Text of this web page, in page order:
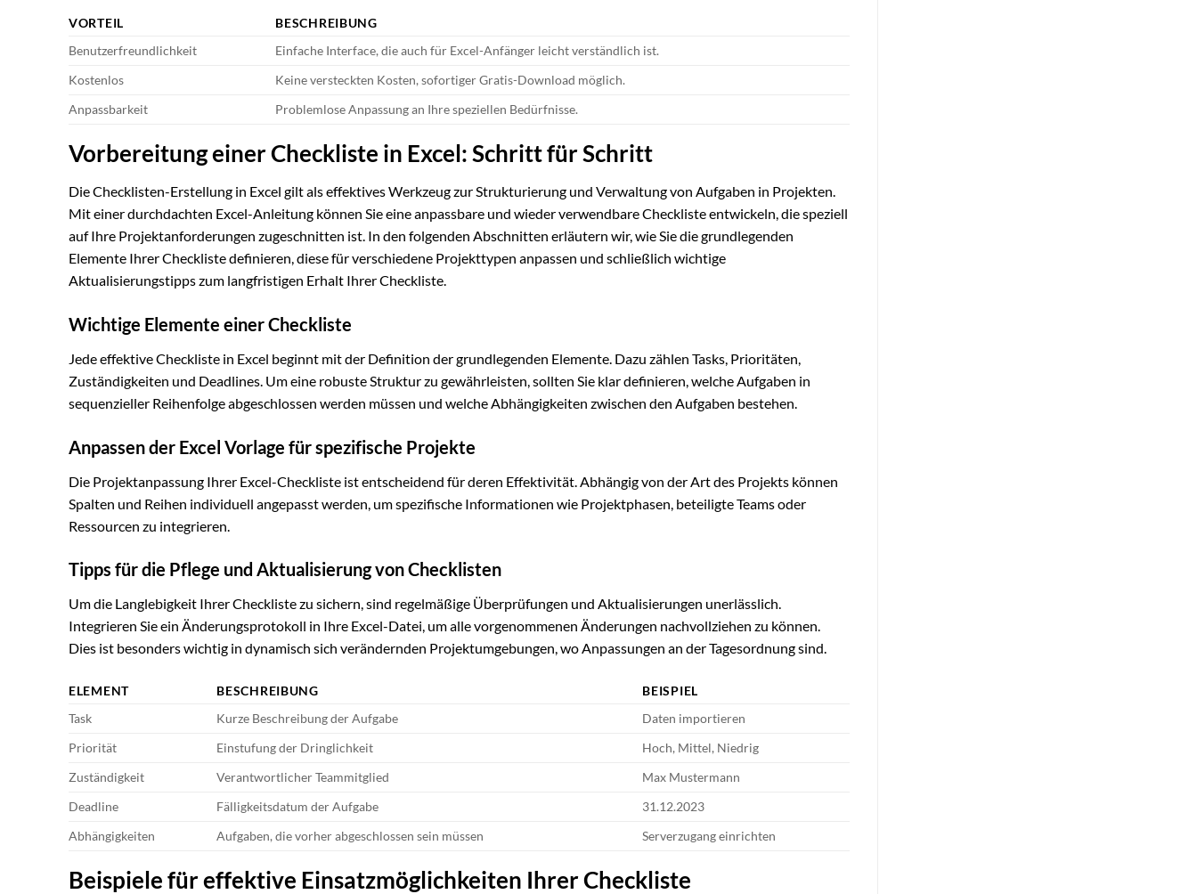
VORTEIL
BESCHREIBUNG
Benutzerfreundlichkeit
Einfache Interface, die auch für Excel-Anfänger leicht verständlich ist.
Kostenlos
Keine versteckten Kosten, sofortiger Gratis-Download möglich.
Anpassbarkeit
Problemlose Anpassung an Ihre speziellen Bedürfnisse.
Vorbereitung einer Checkliste in Excel: Schritt für Schritt
Die Checklisten-Erstellung in Excel gilt als effektives Werkzeug zur Strukturierung und Verwaltung von Aufgaben in Projekten.
Mit einer durchdachten Excel-Anleitung können Sie eine anpassbare und wieder verwendbare Checkliste entwickeln, die speziell
auf Ihre Projektanforderungen zugeschnitten ist. In den folgenden Abschnitten erläutern wir, wie Sie die grundlegenden
Elemente Ihrer Checkliste definieren, diese für verschiedene Projekttypen anpassen und schließlich wichtige
Aktualisierungstipps zum langfristigen Erhalt Ihrer Checkliste.
Wichtige Elemente einer Checkliste
Jede effektive Checkliste in Excel beginnt mit der Definition der grundlegenden Elemente. Dazu zählen Tasks, Prioritäten,
Zuständigkeiten und Deadlines. Um eine robuste Struktur zu gewährleisten, sollten Sie klar definieren, welche Aufgaben in
sequenzieller Reihenfolge abgeschlossen werden müssen und welche Abhängigkeiten zwischen den Aufgaben bestehen.
Anpassen der Excel Vorlage für spezifische Projekte
Die Projektanpassung Ihrer Excel-Checkliste ist entscheidend für deren Effektivität. Abhängig von der Art des Projekts können
Spalten und Reihen individuell angepasst werden, um spezifische Informationen wie Projektphasen, beteiligte Teams oder
Ressourcen zu integrieren.
Tipps für die Pflege und Aktualisierung von Checklisten
Um die Langlebigkeit Ihrer Checkliste zu sichern, sind regelmäßige Überprüfungen und Aktualisierungen unerlässlich.
Integrieren Sie ein Änderungsprotokoll in Ihre Excel-Datei, um alle vorgenommenen Änderungen nachvollziehen zu können.
Dies ist besonders wichtig in dynamisch sich verändernden Projektumgebungen, wo Anpassungen an der Tagesordnung sind.
ELEMENT BESCHREIBUNG
BEISPIEL
Task
Kurze Beschreibung der Aufgabe
Daten importieren
Priorität
Einstufung der Dringlichkeit
Hoch, Mittel, Niedrig
Zuständigkeit
Verantwortlicher Teammitglied
Max Mustermann
Deadline
Fälligkeitsdatum der Aufgabe
31.12.2023
Abhängigkeiten
Aufgaben, die vorher abgeschlossen sein müssen Serverzugang einrichten
Beispiele für effektive Einsatzmöglichkeiten Ihrer Checkliste